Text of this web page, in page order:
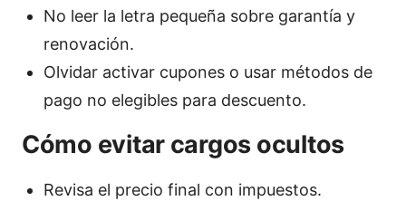
No leer la letra pequeña sobre garantía y
renovación.
Olvidar activar cupones o usar métodos de
pago no elegibles para descuento.
Cómo evitar cargos ocultos
Revisa el precio final con impuestos.